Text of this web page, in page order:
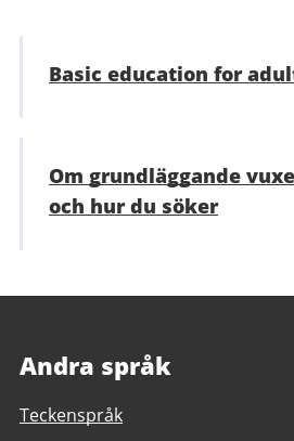
Basic education for
Om grundläggande
och hur du söker
Andra språk
Teckenspråk